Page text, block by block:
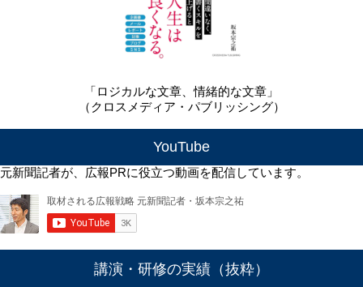
「ロジカルな文章、情緒的な文章」
（クロスメディア・パブリッシング）
YouTube
元新聞記者が、広報PRに役立つ動画を配信しています。
講演・研修の実績（抜粋）